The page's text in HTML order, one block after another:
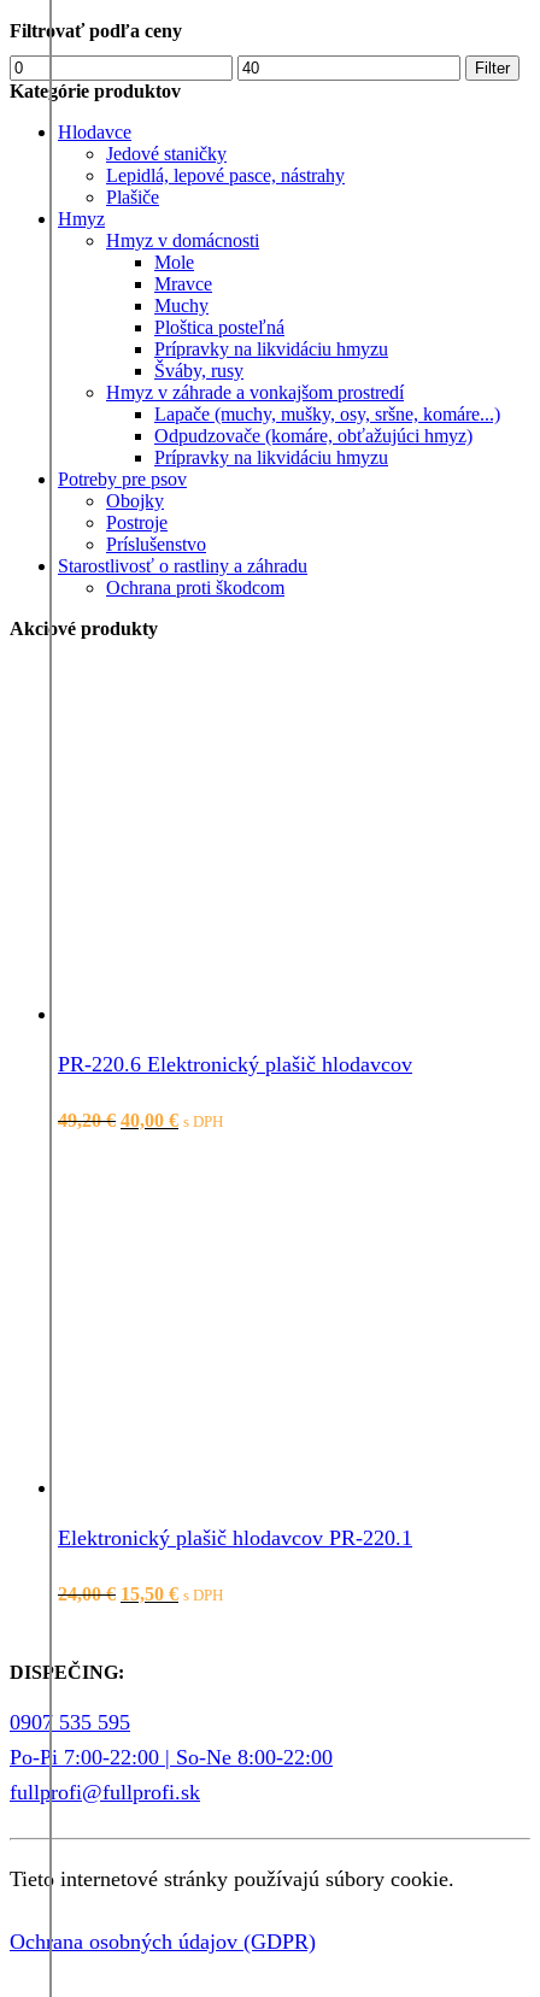
Filtrovať podľa ceny
Minimálna
cena
Maximálna
cena
Filter
Kategórie produktov
Hlodavce
Jedové staničky
Lepidlá, lepové pasce, nástrahy
Plašiče
Hmyz
Hmyz v domácnosti
Mole
Mravce
Muchy
Ploštica posteľná
Prípravky na likvidáciu hmyzu
Šváby, rusy
Hmyz v záhrade a vonkajšom prostredí
Lapače (muchy, mušky, osy, sršne, komáre...)
Odpudzovače (komáre, obťažujúci hmyz)
Prípravky na likvidáciu hmyzu
Potreby pre psov
Obojky
Postroje
Príslušenstvo
Starostlivosť o rastliny a záhradu
Ochrana proti škodcom
Akciové produkty
PR-220.6 Elektronický plašič hlodavcov
49,20€ Pôvodná
40,00 €Aktuálna
s DPH
Elektronický plašič hlodavcov PR-220.1
24,00€ Pôvodná
15,50 €Aktuálna
s DPH
DISPEČING:
0907 535 595
Po-Pi 7:00-22:00 | So-Ne 8:00-22:00
fullprofi@fullprofi.sk
Tieto internetové stránky používajú súbory cookie.
Ochrana osobných údajov (GDPR)